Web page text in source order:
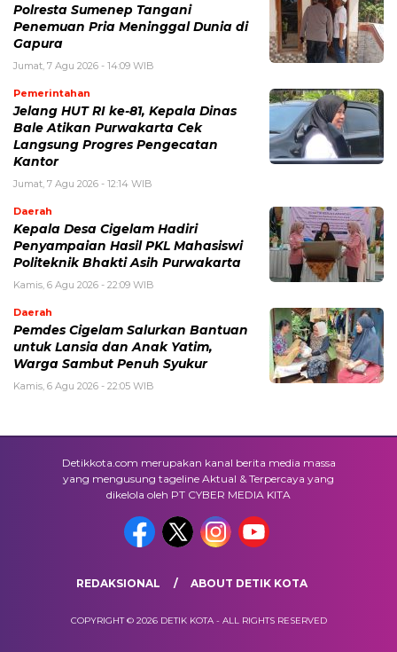
Polresta Sumenep Tangani
Penemuan Pria Meninggal Dunia di
Gapura
Jumat, 7 Agu 2026 - 14:09 WIB
Pemerintahan
Jelang HUT RI ke-81, Kepala Dinas
Bale Atikan Purwakarta Cek
Langsung Progres Pengecatan
Kantor
Jumat, 7 Agu 2026 - 12:14 WIB
Daerah
Kepala Desa Cigelam Hadiri
Penyampaian Hasil PKL Mahasiswi
Politeknik Bhakti Asih Purwakarta
Kamis, 6 Agu 2026 - 22:09 WIB
Daerah
Pemdes Cigelam Salurkan Bantuan
untuk Lansia dan Anak Yatim,
Warga Sambut Penuh Syukur
Kamis, 6 Agu 2026 - 22:05 WIB
Detikkota.com merupakan kanal berita media massa
yang mengusung tageline Aktual & Terpercaya yang
dikelola oleh PT CYBER MEDIA KITA
REDAKSIONAL ABOUT DETIK KOTA
COPYRIGHT © 2026 DETIK KOTA - ALL RIGHTS RESERVED